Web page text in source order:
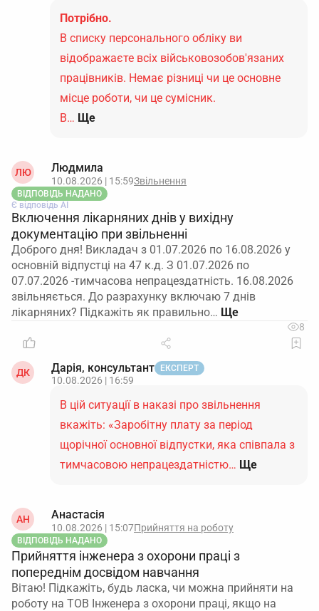
Потрібно.
В списку персонального обліку ви
відображаєте всіх військовозобов'язаних
працівників. Немає різниці чи це основне
місце роботи, чи це сумісник.
В… Ще
ЛЮ Людмила
10.08.2026 | 15:59Звільнення
ВІДПОВІДЬ НАДАНО
Є відповідь АІ
Включення лікарняних днів у вихідну
документацію при звільненні
Доброго дня! Викладач з 01.07.2026 по 16.08.2026 у
основній відпустці на 47 к.д. З 01.07.2026 по
07.07.2026 -тимчасова непрацездатність. 16.08.2026
звільняється. До разрахунку включаю 7 днів
лікарняних? Підкажіть як правильно…
8
ДК Дарія, консультант ЕКСПЕРТ
10.08.2026 | 16:59
В цій ситуації в наказі про звільнення
вкажіть: «Заробітну плату за період
щорічної основної відпустки, яка співпала з
тимчасовою непрацездатністю… Ще
АН Анастасія
10.08.2026 | 15:07Прийняття на роботу
ВІДПОВІДЬ НАДАНО
Прийняття інженера з охорони праці з
попереднім досвідом навчання
Вітаю! Підкажіть, будь ласка, чи можна прийняти на
роботу на ТОВ Інженера з охорони праці, якщо на